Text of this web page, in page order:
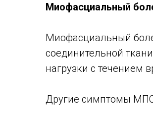
Миофасциальный
Миофасциальный
соединительной
нагрузки с течением
Другие симптомы